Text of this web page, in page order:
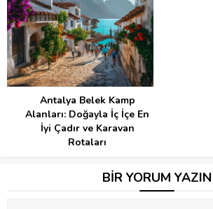
Antalya Belek Kamp
Alanları: Doğayla İç İçe En
İyi Çadır ve Karavan
Rotaları
BİR YORUM YAZIN